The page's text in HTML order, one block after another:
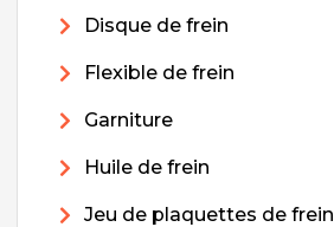
Disque de frein
Flexible de frein
Garniture
Huile de frein
Jeu de plaquettes de frein